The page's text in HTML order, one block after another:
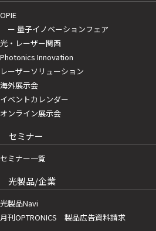
OPIE
ー 量子イノベーションフェア
光・レーザー関西
Photonics Innovation
レーザーソリューション
海外展示会
イベントカレンダー
オンライン展示会
セミナー
セミナー一覧
光製品/企業
光製品Navi
月刊OPTRONICS 製品広告資料請求